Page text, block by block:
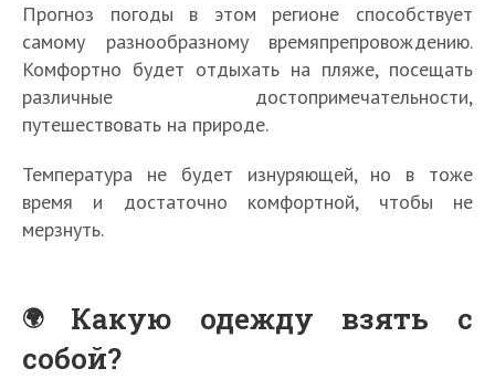
Прогноз погоды в этом регионе способствует
самому разнообразному времяпрепровождению.
Комфортно будет отдыхать на пляже, посещать
различные достопримечательности,
путешествовать на природе.
Температура не будет изнуряющей, но в тоже
время и достаточно комфортной, чтобы не
мерзнуть.
Какую одежду взять с
собой?